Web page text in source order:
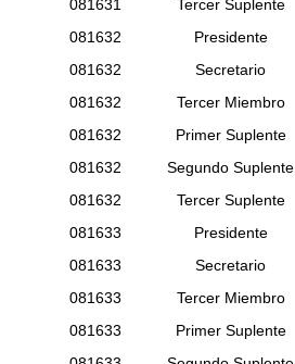
081631
Tercer Suplente
081632
Presidente
081632
Secretario
081632
Tercer Miembro
081632
Primer Suplente
081632
Segundo Suplente
081632
Tercer Suplente
081633
Presidente
081633
Secretario
081633
Tercer Miembro
081633
Primer Suplente